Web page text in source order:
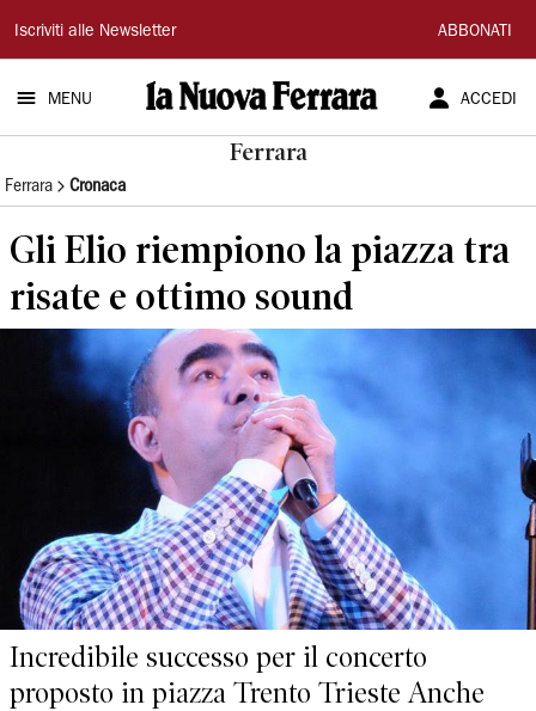
La
Nuova
Ferrara
Iscriviti alle Newsletter ABBONATI
MENU ACCEDI
Ferrara
Ferrara Cronaca
Gli Elio riempiono la piazza tra
risate e ottimo sound
Incredibile successo per il concerto
proposto in piazza Trento Trieste Anche